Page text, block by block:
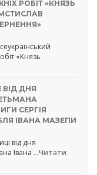
РОБІТ «КНЯЗЬ
«Князь
ВІД ДНЯ
СЕРГІЯ
ІВАНА МАЗЕПИ
від дня
Івана …Читати